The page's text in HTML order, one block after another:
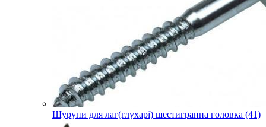
Шурупи для лаг(глухарі) шестигранна головка (41)